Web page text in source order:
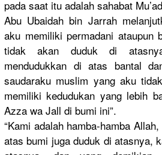
pada saat itu adalah sahabat
Abu Ubaidah bin Jarrah
aku memiliki permadani ataupun
tidak akan duduk di
mendudukkan di atas bantal
saudaraku muslim yang aku
memiliki kedudukan yang lebih
Azza wa Jall di bumi ini”.
“Kami adalah hamba-hamba Allah,
atas bumi juga duduk di atasnya,